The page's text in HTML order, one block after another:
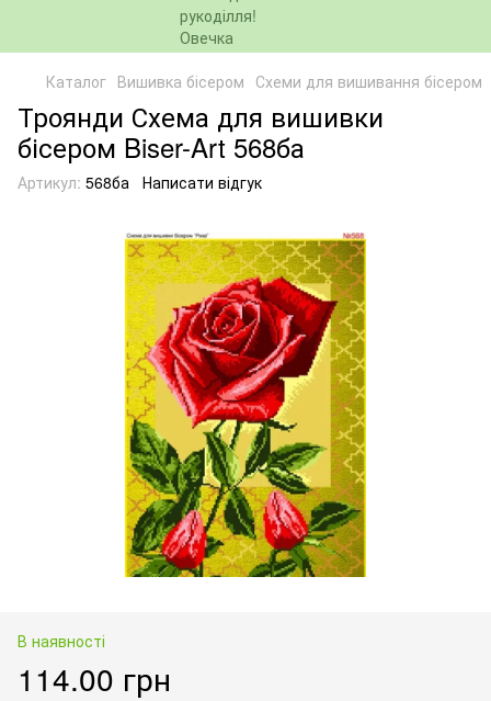
Каталог Вишивка бісером Схеми для вишивання бісером
Троянди Схема для вишивки
бісером Biser-Art 568ба
Артикул: 568ба Написати відгук
В наявності
114.00 грн